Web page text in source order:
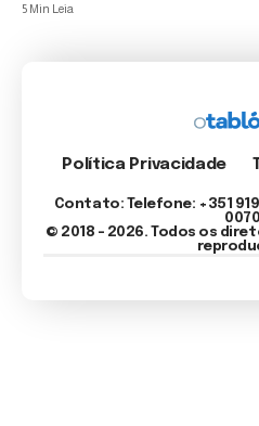
5 Min Leia
Política Privacidade
Contato: Telefone: +351 919
0070
© 2018 - 2026. Todos os